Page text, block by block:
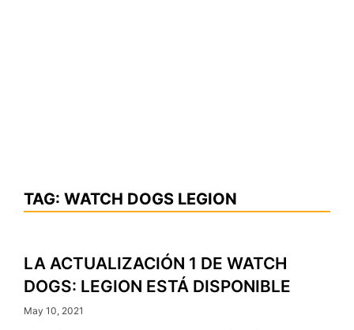
TAG: WATCH DOGS LEGION
LA ACTUALIZACIÓN 1 DE WATCH
DOGS: LEGION ESTÁ DISPONIBLE
May 10, 2021